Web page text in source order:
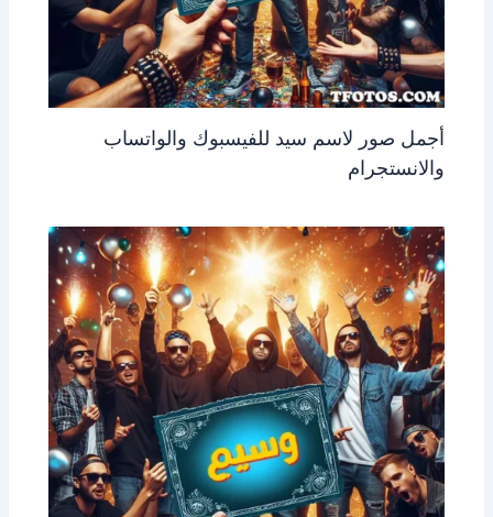
أجمل صور لاسم سيد للفيسبوك والواتساب
والانستجرام